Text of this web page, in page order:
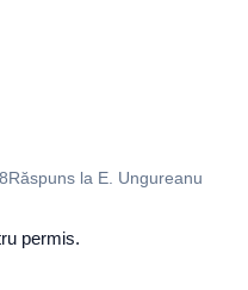
Răspuns la E. Ungureanu
permis.